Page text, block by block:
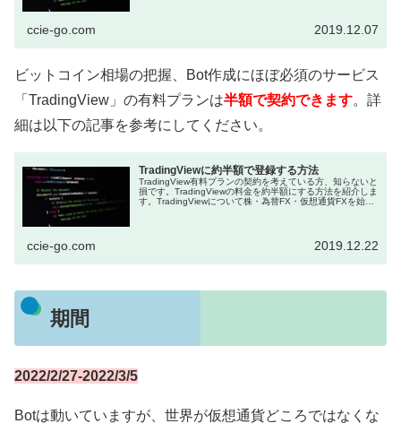
ccie-go.com 2019.12.07
ビットコイン相場の把握、Bot作成にほぼ必須のサービス
「TradingView」の有料プランは半額で契約できます。詳
細は以下の記事を参考にしてください。
TradingViewに約半額で登録する方法
TradingView有料プランの契約を考えている方、知らないと
損です。TradingViewの料金を約半額にする方法を紹介しま
す。TradingViewについて株・為替FX・仮想通貨FXを始め
ccie-go.com 2019.12.22
期間
2022/2/27-2022/3/5
Botは動いていますが、世界が仮想通貨どころではなくな